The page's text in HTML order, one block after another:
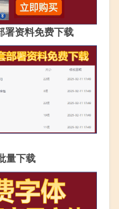
署资料免费下载
量下载